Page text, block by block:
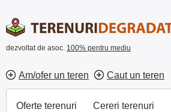
dezvoltat de asoc. 100% pentru mediu
Am/ofer un teren Caut un teren
Oferte terenuri Cereri terenuri